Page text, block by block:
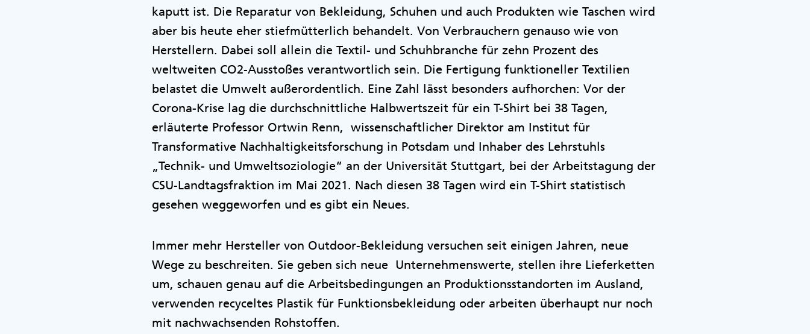
kaputt ist. Die Reparatur von Bekleidung, Schuhen und auch Produkten wie Taschen wird
aber bis heute eher stiefmütterlich behandelt. Von Verbrauchern genauso wie von
Herstellern. Dabei soll allein die Textil- und Schuhbranche für zehn Prozent des
weltweiten CO2-Ausstoßes verantwortlich sein. Die Fertigung funktioneller Textilien
belastet die Umwelt außerordentlich. Eine Zahl lässt besonders aufhorchen: Vor der
Corona-Krise lag die durchschnittliche Halbwertszeit für ein T-Shirt bei 38 Tagen,
erläuterte Professor Ortwin Renn, wissenschaftlicher Direktor am Institut für
Transformative Nachhaltigkeitsforschung in Potsdam und Inhaber des Lehrstuhls
„Technik- und Umweltsoziologie“ an der Universität Stuttgart, bei der Arbeitstagung der
CSU-Landtagsfraktion im Mai 2021. Nach diesen 38 Tagen wird ein T-Shirt statistisch
gesehen weggeworfen und es gibt ein Neues.
Immer mehr Hersteller von Outdoor-Bekleidung versuchen seit einigen Jahren, neue
Wege zu beschreiten. Sie geben sich neue Unternehmenswerte, stellen ihre Lieferketten
um, schauen genau auf die Arbeitsbedingungen an Produktionsstandorten im Ausland,
verwenden recyceltes Plastik für Funktionsbekleidung oder arbeiten überhaupt nur noch
mit nachwachsenden Rohstoffen.